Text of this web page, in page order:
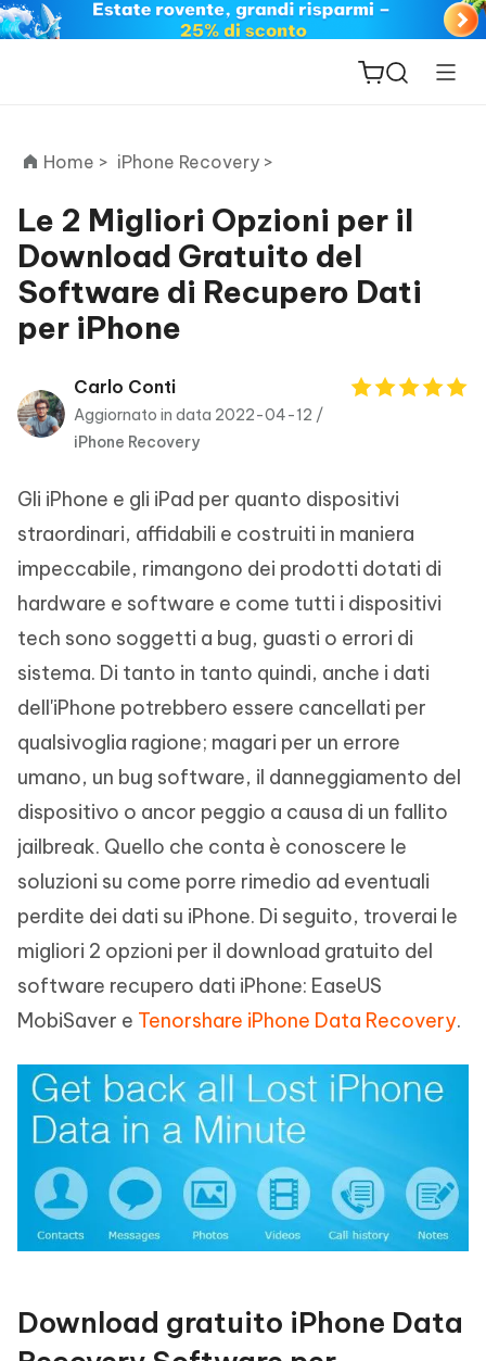
ReiBoot
for iOS
PDNob
PDF
Editor
Home > iPhone Recovery >
Le 2 Migliori Opzioni per il
Download Gratuito del
Software di Recupero Dati
per iPhone
Carlo Conti
Aggiornato in data 2022-04-12 /
iPhone Recovery
Gli iPhone e gli iPad per quanto dispositivi
straordinari, affidabili e costruiti in maniera
impeccabile, rimangono dei prodotti dotati di
hardware e software e come tutti i dispositivi
tech sono soggetti a bug, guasti o errori di
sistema. Di tanto in tanto quindi, anche i dati
dell'iPhone potrebbero essere cancellati per
qualsivoglia ragione; magari per un errore
umano, un bug software, il danneggiamento del
dispositivo o ancor peggio a causa di un fallito
jailbreak. Quello che conta è conoscere le
soluzioni su come porre rimedio ad eventuali
perdite dei dati su iPhone. Di seguito, troverai le
migliori 2 opzioni per il download gratuito del
software recupero dati iPhone: EaseUS
MobiSaver e Tenorshare iPhone Data Recovery.
Download gratuito iPhone Data